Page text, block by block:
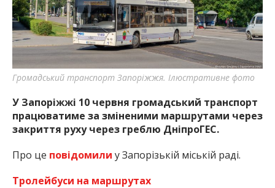
найважливішу інформацію про події
міста Запоріжжя та області.
Громадський транспорт Запоріжжя. Ілюстративне фото
У Запоріжжі 10 червня громадський транспорт
працюватиме за зміненими маршрутами через
закриття руху через греблю ДніпроГЕС.
Про це повідомили у Запорізькій міській раді.
Тролейбуси на маршрутах